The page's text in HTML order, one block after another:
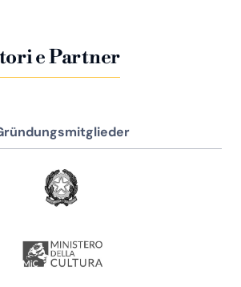
e Partner